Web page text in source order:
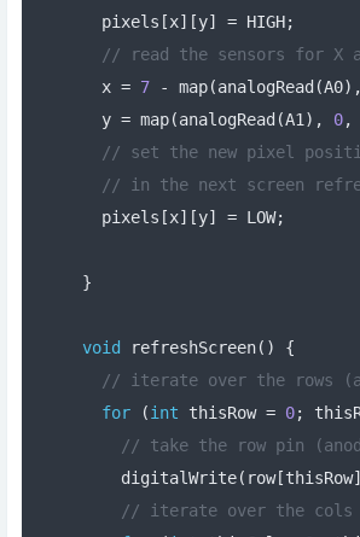
  pixels
[x][y] = HIGH;
// read the sensors for X
  x
= 7 - map(analogRead (A0),
  y
= map(analogRead (A1 ), 0,
// set the new pixel
// in the next screen
  pixels
[x][y] = LOW;
}
void refreshScreen()
{
// iterate over the rows
for
(int thisRow = 0;
// take the row pin
    digitalWrite
( row[thisRow
// iterate over the cols